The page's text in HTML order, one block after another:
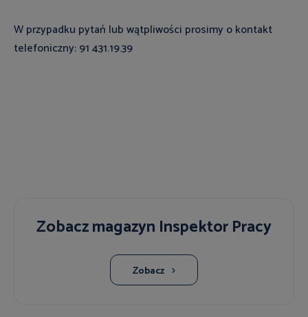
W przypadku pytań lub wątpliwości prosimy o kontakt
telefoniczny: 91 431.19.39
Zobacz magazyn Inspektor Pracy
Zobacz